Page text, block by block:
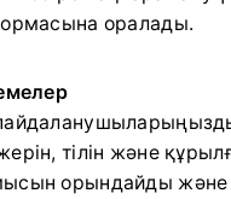
оралады.
тілін және
орындайды және